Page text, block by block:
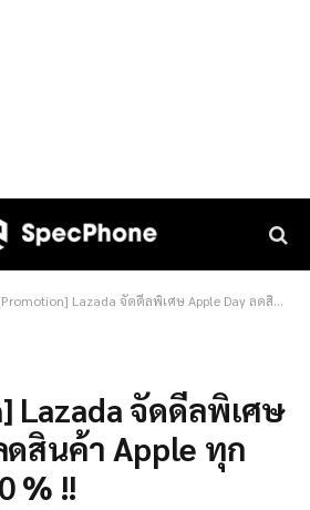
Lazada จัดดีลพิเศษ Apple Day ลดสินค้า Apple ทุกชนิดสูงสุด 50 % !!
Lazada จัดดีลพิเศษ
ดสินค้า Apple ทุก
% !!